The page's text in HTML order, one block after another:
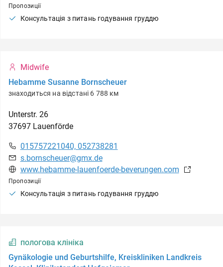
Пропозиції
Консультація з питань годування груддю
Midwife
Hebamme Susanne Bornscheuer
знаходиться на відстані 6 788 км
Unterstr. 26
37697 Lauenförde
015757221040, 052738281
s.bornscheuer@gmx.de
www.hebamme-lauenfoerde-beverungen.com
Пропозиції
Консультація з питань годування груддю
пологова клініка
Gynäkologie und Geburtshilfe, Kreiskliniken Landkreis